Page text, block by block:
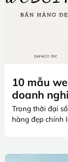
10 mẫu
doanh
Trong thời đại
hàng đẹp chính